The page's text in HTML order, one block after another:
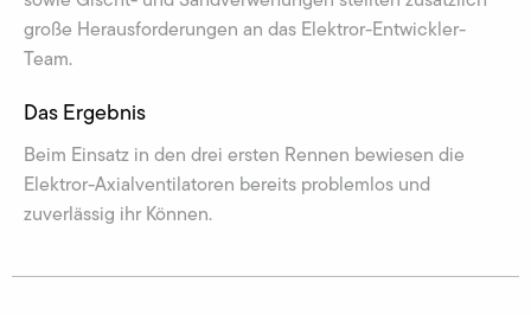
große Herausforderungen an das Elektror-Entwickler-
Team.
Das Ergebnis
Beim Einsatz in den drei ersten Rennen bewiesen die
Elektror-Axialventilatoren bereits problemlos und
zuverlässig ihr Können.